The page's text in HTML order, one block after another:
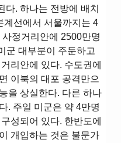
다. 하나는 전방에 배치
계선에서 서울까지는 4
정거리안에 2500만명
군 대부분이 주둔하고
리안에 있다. 수도권에
이북의 대포 공격만으
을 상실한다. 다른 하나
. 주일 미군은 약 4만명
성되어 있다. 한반도에
개입하는 것은 불문가